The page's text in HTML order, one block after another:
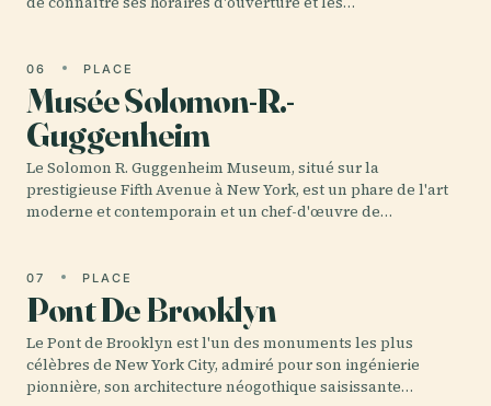
06 PLACE
Musée Solomon-R.-
Guggenheim
Le Solomon R. Guggenheim Museum, situé sur la
prestigieuse Fifth Avenue à New York, est un phare de l'art
moderne et contemporain et un chef-d'œuvre de…
07 PLACE
Pont De Brooklyn
Le Pont de Brooklyn est l'un des monuments les plus
célèbres de New York City, admiré pour son ingénierie
pionnière, son architecture néogothique saisissante…